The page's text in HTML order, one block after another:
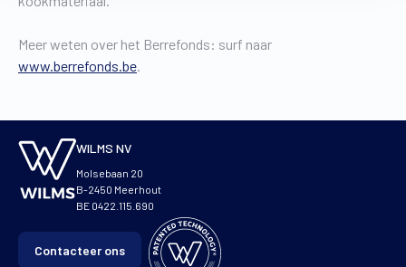
Meer weten over het Berrefonds: surf naar
www.berrefonds.be.
WILMS NV
Molsebaan 20
B-2450 Meerhout
BE 0422.115.690
Contacteer ons